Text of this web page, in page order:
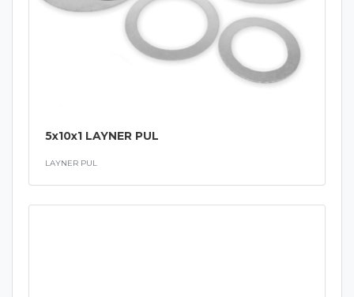
5x10x1 LAYNER PUL
LAYNER PUL